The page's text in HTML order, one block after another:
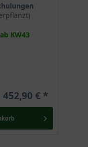
er sich
Celsius
KW43
452,90 €